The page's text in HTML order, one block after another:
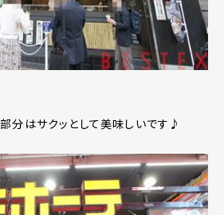
部分はサクッとして美味しいです♪